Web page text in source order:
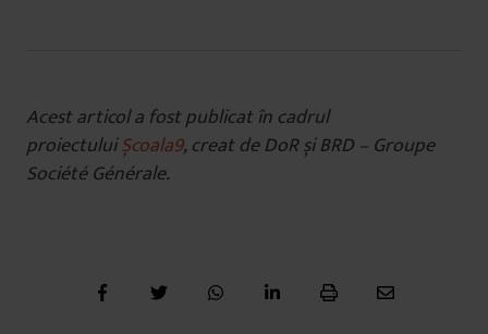
Acest articol a fost publicat în cadrul
proiectuluiȘcoala9, creat de DoR și BRD – Groupe
Société Générale.